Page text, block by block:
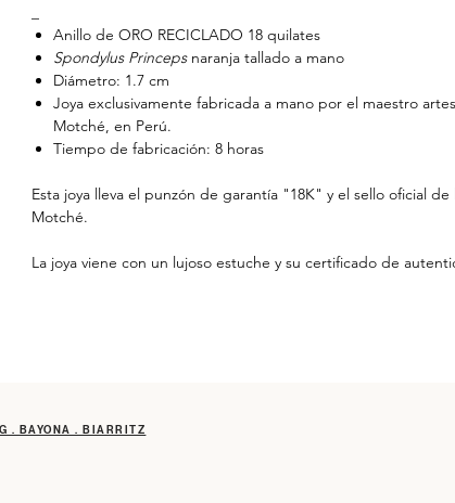
Anillo de ORO RECICLADO 18 quilates
Spondylus Princepsnaranja tallado a mano
Diámetro: 1.7 cm
Joya exclusivamente fabricada a mano por el maestro
Motché, en Perú.
Tiempo de fabricación: 8 horas
Esta joya lleva el punzón de garantía "18K" y el sello oficial de
Motché.
La joya viene con un lujoso estuche y su certificado de
. BAYONA . BIARRITZ